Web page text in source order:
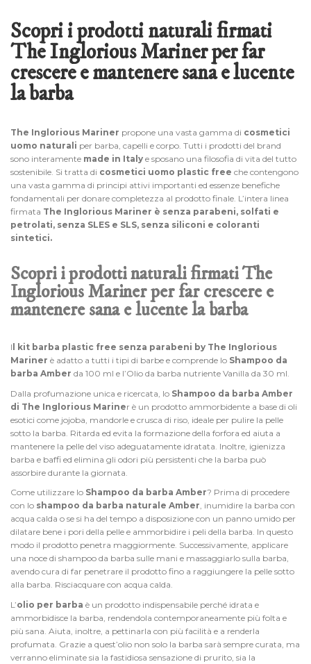
Scopri i prodotti naturali firmati
The Inglorious Mariner per far
crescere e mantenere sana e lucente
la barba
The Inglorious Mariner propone una vasta gamma di cosmetici
uomo naturali per barba, capelli e corpo. Tutti i prodotti del brand
sono interamente made in Italy e sposano una filosofia di vita del tutto
sostenibile. Si tratta di cosmetici uomo plastic free che contengono
una vasta gamma di principi attivi importanti ed essenze benefiche
fondamentali per donare completezza al prodotto finale. L’intera linea
firmata The Inglorious Mariner è senza parabeni, solfati e
petrolati, senza SLES e SLS, senza siliconi e coloranti
sintetici.
Scopri i prodotti naturali firmati The
Inglorious Mariner per far crescere e
mantenere sana e lucente la barba
I l kit barba plastic free senza parabeni by The Inglorious
Mariner è adatto a tutti i tipi di barbe e comprende lo Shampoo da
barba Amber da 100 ml e l’Olio da barba nutriente Vanilla da 30 ml.
Dalla profumazione unica e ricercata, lo Shampoo da barba Amber
di The Inglorious Mariner è un prodotto ammorbidente a base di oli
esotici come jojoba, mandorle e crusca di riso, ideale per pulire la pelle
sotto la barba. Ritarda ed evita la formazione della forfora ed aiuta a
mantenere la pelle del viso adeguatamente idratata. Inoltre, igienizza
barba e baffi ed elimina gli odori più persistenti che la barba può
assorbire durante la giornata.
Come utilizzare lo Shampoo da barba Amber? Prima di procedere
con lo shampoo da barba naturale Amber, inumidire la barba con
acqua calda o se si ha del tempo a disposizione con un panno umido per
dilatare bene i pori della pelle e ammorbidire i peli della barba. In questo
modo il prodotto penetra maggiormente. Successivamente, applicare
una noce di shampoo da barba sulle mani e massaggiarlo sulla barba,
avendo cura di far penetrare il prodotto fino a raggiungere la pelle sotto
alla barba. Risciacquare con acqua calda.
L’olio per barba è un prodotto indispensabile perché idrata e
ammorbidisce la barba, rendendola contemporaneamente più folta e
più sana. Aiuta, inoltre, a pettinarla con più facilità e a renderla
profumata. Grazie a quest’olio non solo la barba sarà sempre curata, ma
verranno eliminate sia la fastidiosa sensazione di prurito, sia la